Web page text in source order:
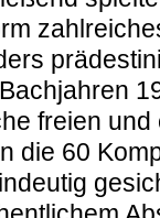
freien
die 60